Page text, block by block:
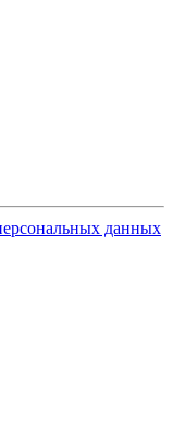
данных